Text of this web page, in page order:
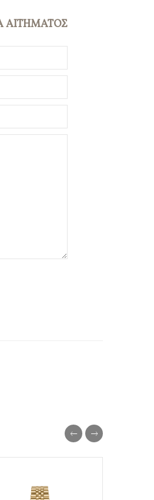
ΑΙΤΗΜΑΤΟΣ